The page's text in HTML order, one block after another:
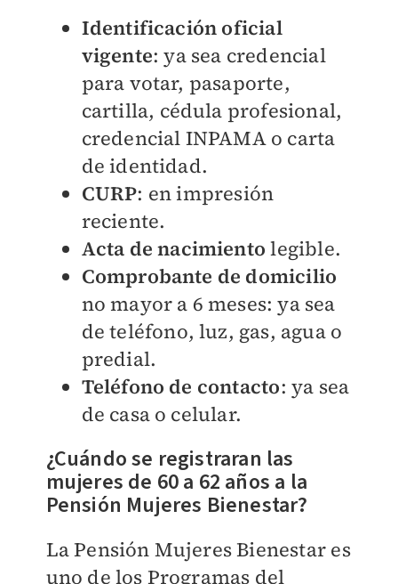
Identificación oficial
vigente: ya sea credencial
para votar, pasaporte,
cartilla, cédula profesional,
credencial INPAMA o carta
de identidad.
CURP: en impresión
reciente.
Acta de nacimiento legible.
Comprobante de domicilio
no mayor a 6 meses: ya sea
de teléfono, luz, gas, agua o
predial.
Teléfono de contacto: ya sea
de casa o celular.
¿Cuándo se registraran las
mujeres de 60 a 62 años a la
Pensión Mujeres Bienestar?
La Pensión Mujeres Bienestar es
uno de los Programas del